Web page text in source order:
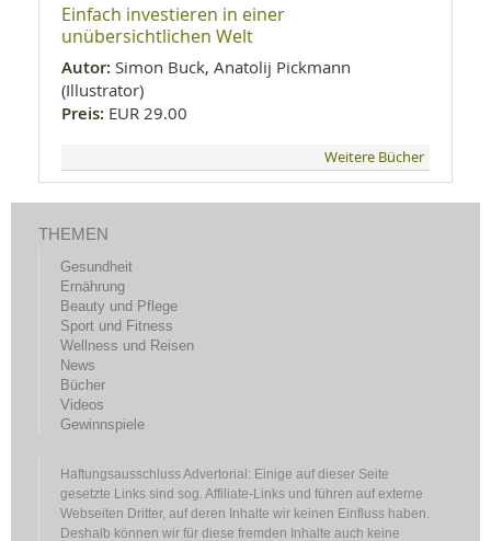
Einfach investieren in einer
unübersichtlichen Welt
Autor: Simon Buck, Anatolij Pickmann
(Illustrator)
Preis: EUR 29.00
Weitere Bücher
THEMEN
Gesundheit
Ernährung
Beauty und Pflege
Sport und Fitness
Wellness und Reisen
News
Bücher
Videos
Gewinnspiele
Haftungsausschluss Advertorial: Einige auf dieser Seite
gesetzte Links sind sog. Affiliate-Links und führen auf externe
Webseiten Dritter, auf deren Inhalte wir keinen Einfluss haben.
Deshalb können wir für diese fremden Inhalte auch keine